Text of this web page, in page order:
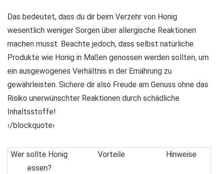
Das bedeutet, dass du dir beim Verzehr von Honig
wesentlich weniger Sorgen über allergische Reaktionen
machen musst. Beachte jedoch, dass selbst natürliche
Produkte wie Honig in Maßen genossen werden sollten, um
ein ausgewogenes Verhältnis in der Ernährung zu
gewährleisten. Sichere dir also Freude am Genuss ohne das
Risiko unerwünschter Reaktionen durch schädliche
Inhaltsstoffe!
‹/blockquote›
Wer sollte Honig
essen?
Vorteile Hinweise